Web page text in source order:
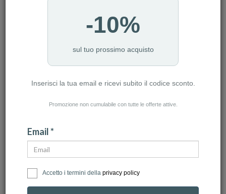
-10%
sul tuo prossimo acquisto
Inserisci la tua email e ricevi subito il codice sconto.
Promozione non cumulabile con tutte le offerte attive.
Email *
Accetto i termini della privacy policy